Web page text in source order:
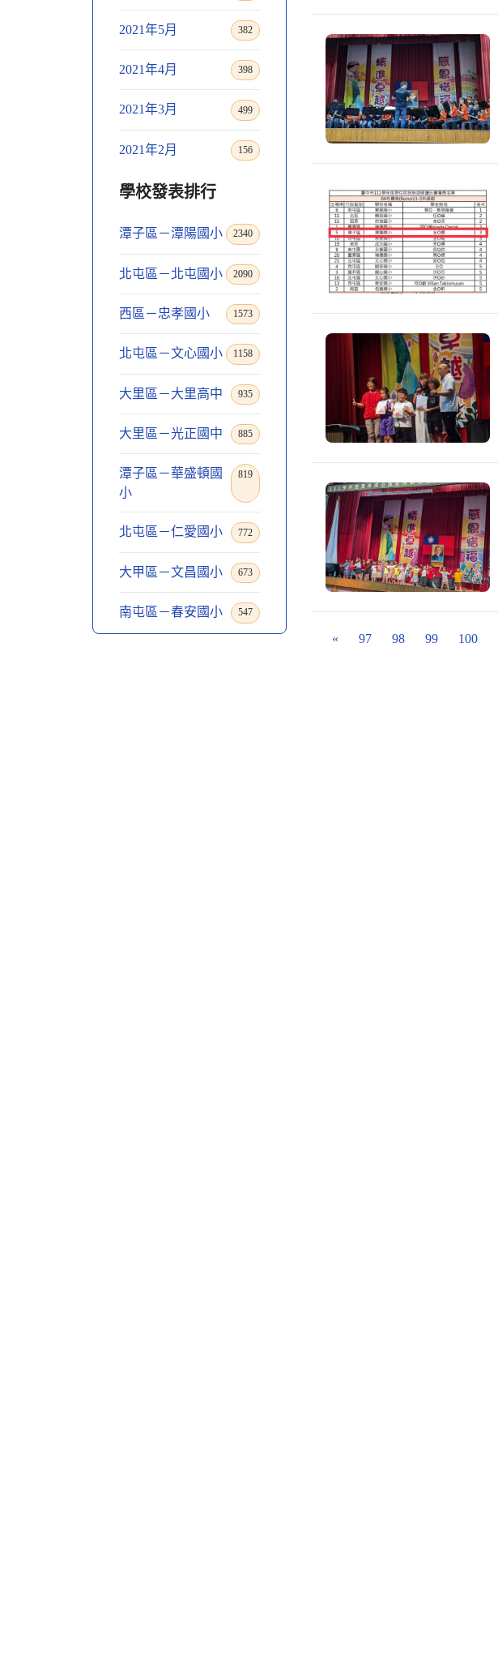
2021年5月 382
2021年4月 398
2021年3月 499
2021年2月 156
學校發表排行
潭子區－潭陽國小 2340
北屯區－北屯國小 2090
西區－忠孝國小 1573
北屯區－文心國小 1158
大里區－大里高中 935
大里區－光正國中 885
潭子區－華盛頓國
小
819
北屯區－仁愛國小 772
大甲區－文昌國小 673
南屯區－春安國小 547
« 97 98 99 100